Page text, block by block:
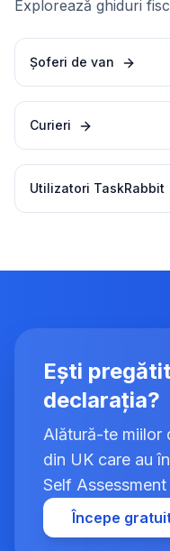
Explorează ghiduri
Șoferi de van
Curieri
Utilizatori TaskRabbit
Ești
declarația?
Alătură-te miilor
din UK care au
Self Assessment
Începe